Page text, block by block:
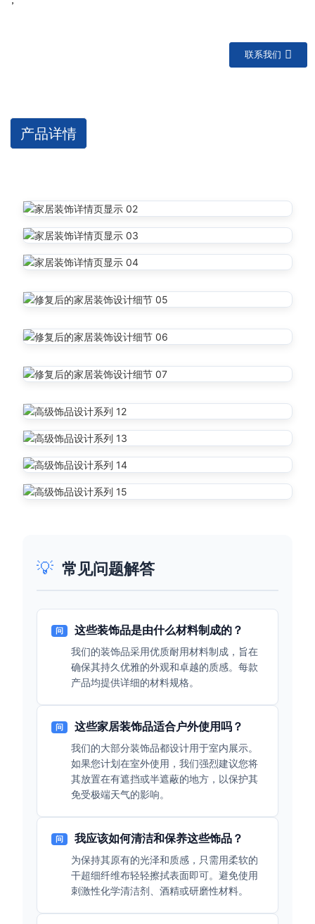
联系我们
产品详情
💡 常见问题解答
问 这些装饰品是由什么材料制成的？
我们的装饰品采用优质耐用材料制成，旨在
确保其持久优雅的外观和卓越的质感。每款
产品均提供详细的材料规格。
问 这些家居装饰品适合户外使用吗？
我们的大部分装饰品都设计用于室内展示。
如果您计划在室外使用，我们强烈建议您将
其放置在有遮挡或半遮蔽的地方，以保护其
免受极端天气的影响。
问 我应该如何清洁和保养这些饰品？
为保持其原有的光泽和质感，只需用柔软的
干超细纤维布轻轻擦拭表面即可。避免使用
刺激性化学清洁剂、酒精或研磨性材料。